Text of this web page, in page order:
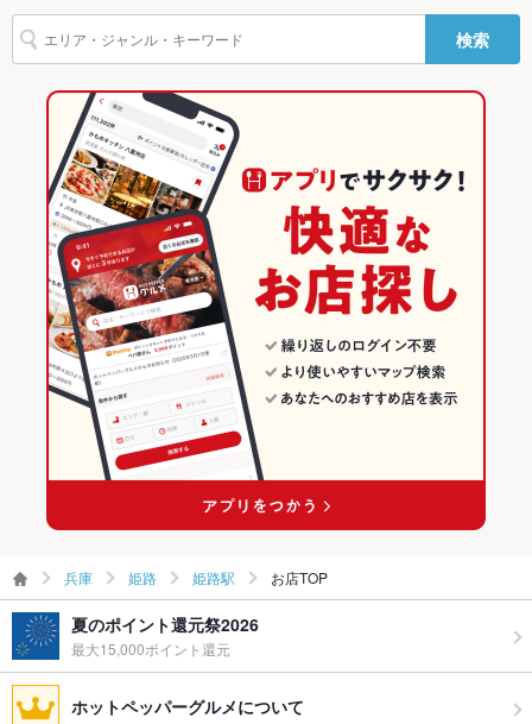
その他
飲み放題 あり ：120分[飲放]コース3000円
なし
お子様連れ お子様連れ歓迎
ウェディン
グパーティ
ー二次会
－
－
手柄駅 × お好み焼き・もんじゃ
手柄駅 × お好み焼き
姫路 × 居酒屋
姫路 × 創作
手柄駅 × 居酒屋
手柄駅 × 創作
姫路駅 × 居酒屋
姫路駅 × 創作
兵庫 × お好み焼き・もんじゃ
兵庫 × お好み焼き
兵庫 × 居酒屋
兵庫 × 創作
姫路駅
ちりとり鍋 ステーキ 餃子 麻婆豆腐 焼きうどん
兵庫のグルメランキング
兵庫のお好み焼き・もんじゃランキング
姫路のグルメランキング
姫路のお好み焼き・もんじゃランキング
姫路駅のグルメランキング
姫路駅のお好み焼き・もんじゃランキング
検索
兵庫 姫路 姫路駅 お店TOP
夏のポイント還元祭2026
最大15,000ポイント還元
ホットペッパーグルメについて